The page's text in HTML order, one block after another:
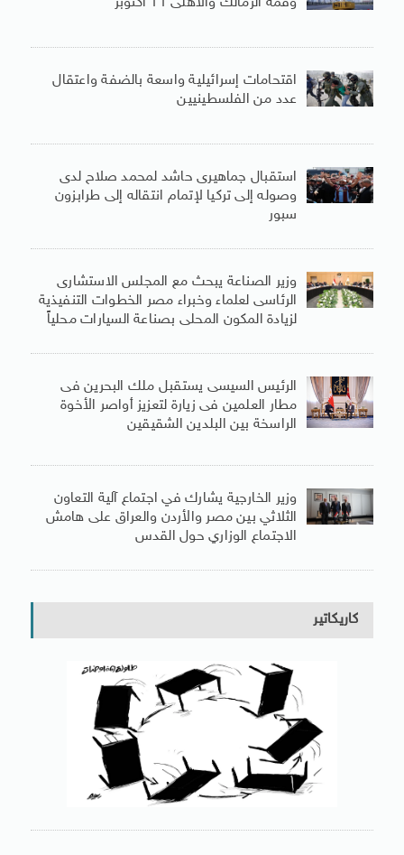
اقتحامات إسرائيلية واسعة بالضفة واعتقال
عدد من الفلسطينيين
استقبال جماهيرى حاشد لمحمد صلاح لدى
وصوله إلى تركيا لإتمام انتقاله إلى طرابزون
سبور
وزير الصناعة يبحث مع المجلس الاستشارى
الرئاسى لعلماء وخبراء مصر الخطوات التنفيذية
لزيادة المكون المحلى بصناعة السيارات محلياً
الرئيس السيسى يستقبل ملك البحرين فى
مطار العلمين فى زيارة لتعزيز أواصر الأخوة
الراسخة بين البلدين الشقيقين
وزير الخارجية يشارك في اجتماع آلية التعاون
الثلاثي بين مصر والأردن والعراق على هامش
الاجتماع الوزاري حول القدس
كاريكاتير